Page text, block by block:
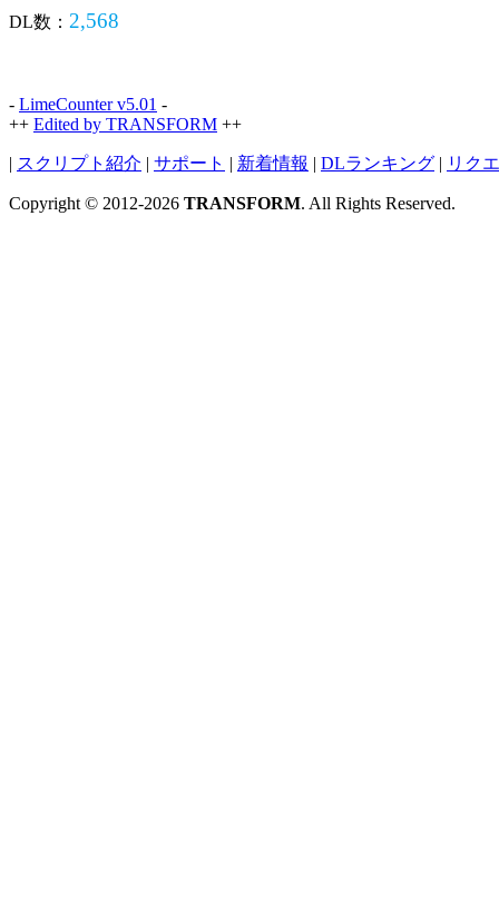
DL数： 2,568
- LimeCounter v5.01 -
++ Edited by TRANSFORM ++
| スクリプト紹介 | サポート | 新着情報 | DLランキング | リク
Copyright © 2012-2026 TRANSFORM. All Rights Reserved.